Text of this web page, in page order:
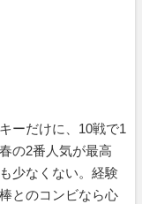
ーだけに、10戦で1
の2番人気が最高
少なくない。経験
とのコンビなら心